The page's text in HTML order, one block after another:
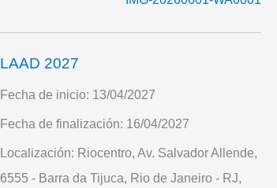
LAAD 2027
Fecha de inicio: 13/04/2027
Fecha de finalización: 16/04/2027
Localización: Riocentro, Av. Salvador Allende,
6555 - Barra da Tijuca, Rio de Janeiro - RJ,